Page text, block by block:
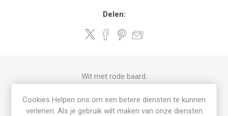
Delen:
Wit met rode baard.
PRODUCT SPECIFICATIES
Cookies Helpen ons om een betere diensten te kunnen
verlenen. Als je gebruik wilt maken van onze diensten